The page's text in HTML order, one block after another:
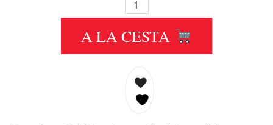
BUGARI BCM 300LLL ALICATE
A LA CESTA